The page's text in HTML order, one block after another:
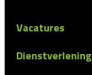
Vacatures
Dienstverlening